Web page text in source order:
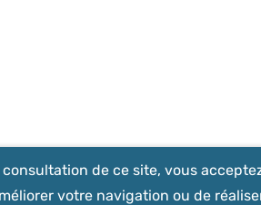
de ce site, vous
votre navigation ou de